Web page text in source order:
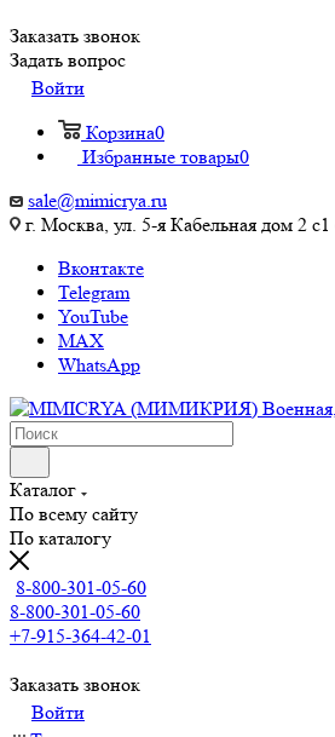
Заказать звонок
Задать вопрос
Войти
Корзина0
Избранные товары0
sale@mimicrya.ru
г. Москва, ул. 5-я Кабельная дом 2
Вконтакте
Telegram
YouTube
MAX
WhatsApp
Каталог
По всему сайту
По каталогу
8-800-301-05-60
8-800-301-05-60
+7-915-364-42-01
Заказать звонок
Войти